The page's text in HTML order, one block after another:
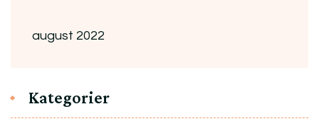
august 2022
Kategorier